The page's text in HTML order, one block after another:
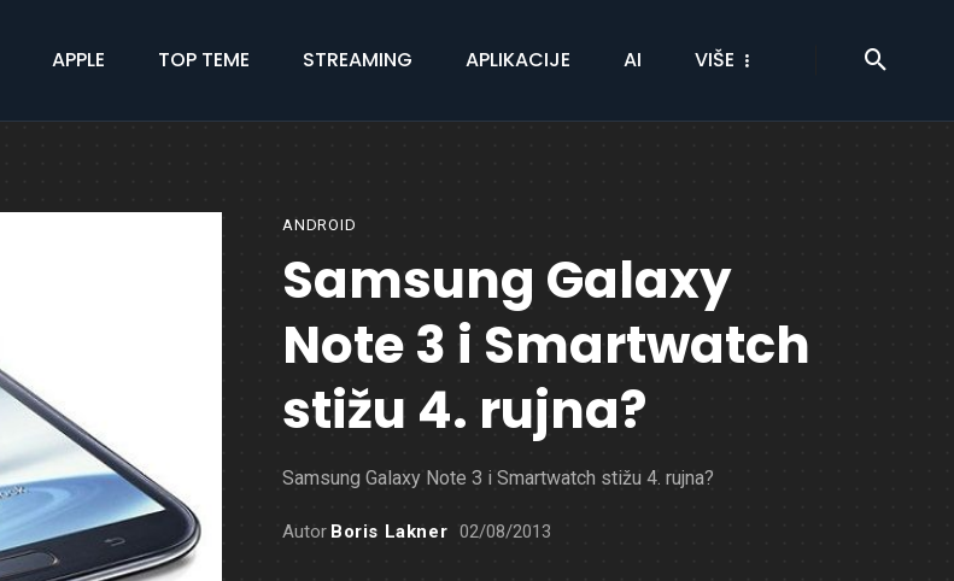
APPLE TOP TEME STREAMING APLIKACIJE AI VIŠE
ANDROID
Samsung Galaxy
Note 3 i Smartwatch
stižu 4. rujna?
Samsung Galaxy Note 3 i Smartwatch stižu 4. rujna?
Autor Boris Lakner 02/08/2013